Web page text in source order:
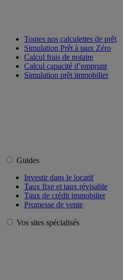
Toutes nos calculettes de prêt
Simulation Prêt à taux Zéro
Calcul frais de notaire
Calcul capacité d’emprunt
Simulation prêt immobilier
Guides
Investir dans le locatif
Taux fixe et taux révisable
Taux de crédit immobilier
Promesse de vente
Vos sites spécialisés